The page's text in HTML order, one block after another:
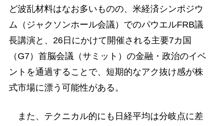
ど波乱材料はなお多いものの、米経済シンポジウ
ム（ジャクソンホール会議）でのパウエルFRB議
長講演と、26日にかけて開催される主要7カ国
（G7）首脳会議（サミット）の金融・政治のイベ
ントを通過することで、短期的なアク抜け感が株
式市場に漂う可能性がある。
また、テクニカル的にも日経平均は分岐点に差